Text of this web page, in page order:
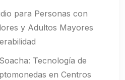
para Personas con
y Adultos Mayores
Tecnología de
en Centros